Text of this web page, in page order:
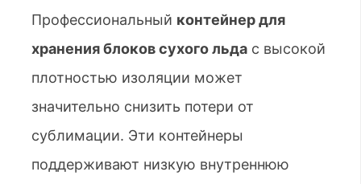
Профессиональный контейнер для
хранения блоков сухого льда с высокой
плотностью изоляции может
значительно снизить потери от
сублимации. Эти контейнеры
поддерживают низкую внутреннюю